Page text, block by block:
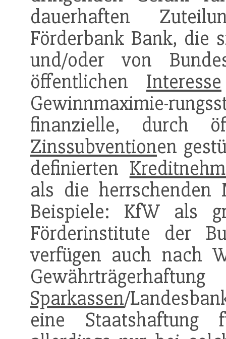
dauerhaften
Förderbank Bank, die
und/oder von
öffentlichen Interesse
Gewinnmaximie-
finanzielle, durch
Zinssubventionen
definierten
als die herrschenden
Beispiele: KfW als
Förderinstitute der
verfügen auch nach
Sparkassen/
eine